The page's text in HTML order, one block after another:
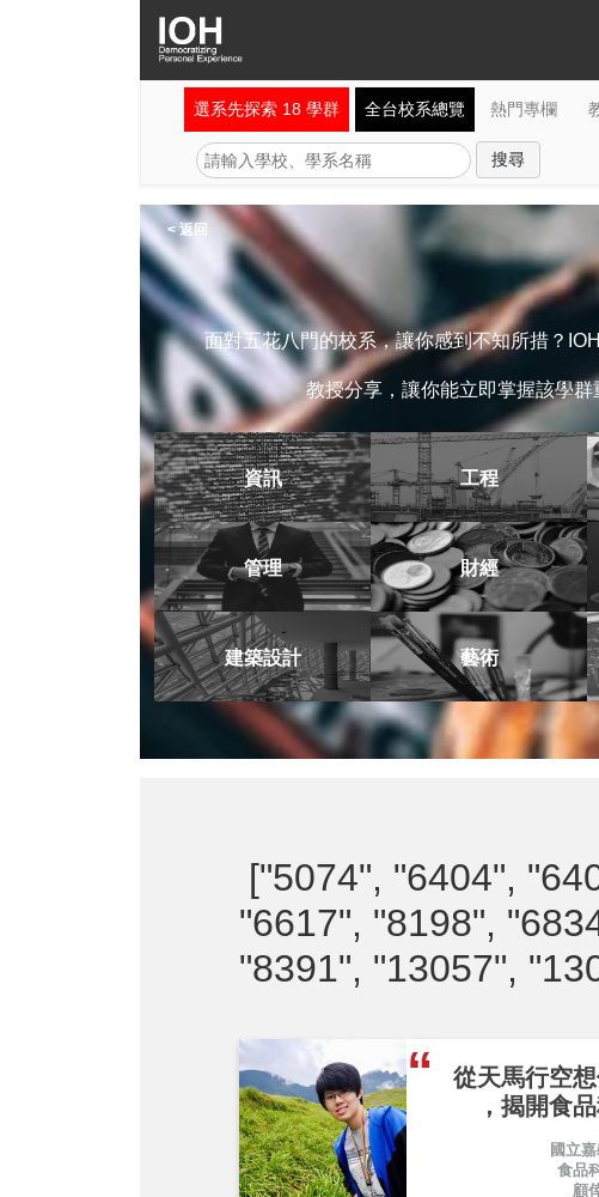
選系先探索 18 學群 全台校系總覽 熱門專欄
< 返回
面對五花八門的校系，讓你感到不知所措？
教授分享，讓你能立即掌握該學
資訊 工程
管理 財經
建築設計 藝術
["5074", "6404",
"6617", "8198",
"8391", "13057",
從天馬行空
，揭開食
國立
食品
顧